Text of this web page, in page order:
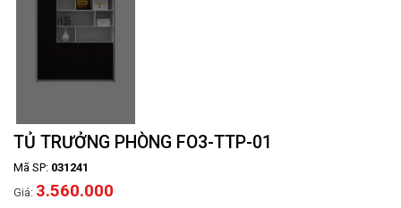
TỦ TRƯỞNG PHÒNG FO3-TTP-01
Mã SP: 031241
Giá: 3.560.000